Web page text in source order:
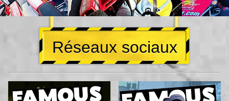
Réseaux sociaux